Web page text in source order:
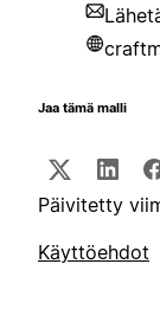
Jaa tämä malli
Päivitetty
Käyttöehdot